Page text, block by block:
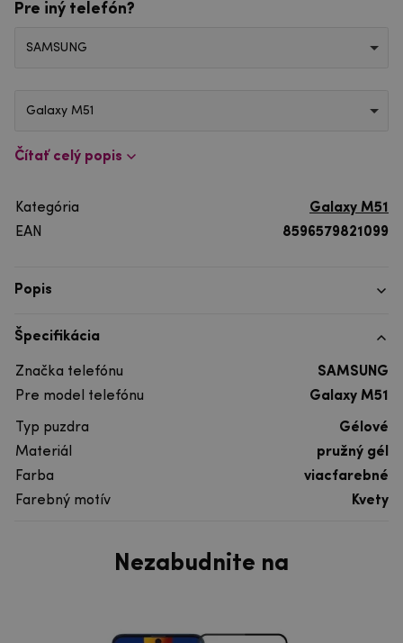
Pre iný telefón?
SAMSUNG
Galaxy M51
Čítať celý popis
Kategória
Galaxy M51
EAN
8596579821099
Popis
Špecifikácia
Značka telefónu
SAMSUNG
Pre model telefónu
Galaxy M51
Typ puzdra
Gélové
Materiál
pružný gél
Farba
viacfarebné
Farebný motív
Kvety
Nezabudnite na